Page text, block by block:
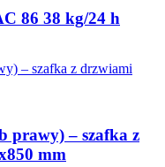
86 38 kg/24 h
prawy) – szafka z
mm